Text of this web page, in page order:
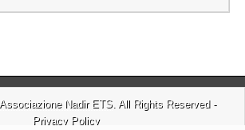
Associazione Nadir ETS . All Rights Reserved -
Privacy Policy